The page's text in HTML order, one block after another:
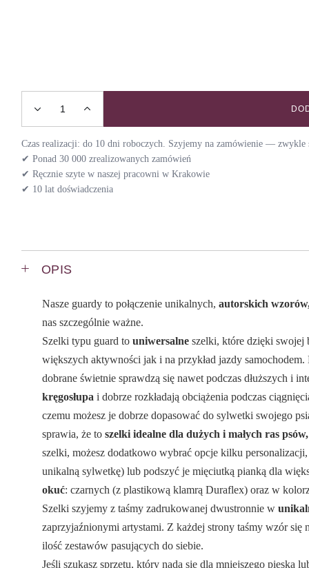
Szelki guard DECEMBER / NIGHT quantity
Czas realizacji: do 10 dni roboczych. Szyjemy na zamówienie — zwykle
✔ Ponad 30 000 zrealizowanych zamówień
✔ Ręcznie szyte w naszej pracowni w Krakowie
✔ 10 lat doświadczenia
OPIS
Nasze guardy to połączenie unikalnych,autorskich
nas szczególnie ważne.
Szelki typu guard touniwersalneszelki, które dzięki swojej
większych aktywności jak i na przykład jazdy
dobrane świetnie sprawdzą się nawet podczas dłuższych i
kręgosłupa i dobrze rozkładają obciążenia podczas
czemu możesz je dobrze dopasować do sylwetki swojego
sprawia, że toszelki idealne dla dużych i małych ras
szelki, możesz dodatkowo wybrać opcje kilku
unikalną sylwetkę) lub podszyć je mięciutką pianką dla
okuć: czarnych (z plastikową klamrą Duraflex) oraz w
Szelki szyjemy z taśmy zadrukowanej dwustronnie w
zaprzyjaźnionymi artystami. Z każdej strony taśmy wzór
ilość zestawów pasujących do siebie.
Jeśli szukasz sprzętu, który nada się dla mniejszego pieska